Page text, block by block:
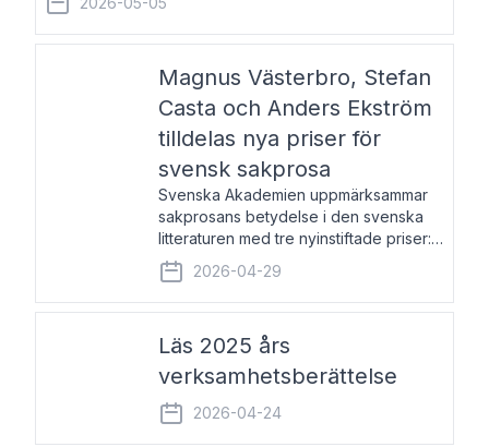
Anders Agebjörn, född 1984, är universitet
Magnus Västerbro, Stefan
Casta och Anders Ekström
tilldelas nya priser för
svensk sakprosa
Svenska Akademien uppmärksammar
sakprosans betydelse i den svenska
litteraturen med tre nyinstiftade priser:
Svenska Akademiens pris till
framstående författare av svensk
sakprosa som i år går till Magnus
2026-04-29
Läs 2025 års
verksamhetsberättelse
2026-04-24